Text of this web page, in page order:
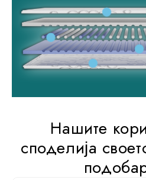
3D везените двојни
кругови
висококвалитетни
вискозни влакна
Нашите
споделија